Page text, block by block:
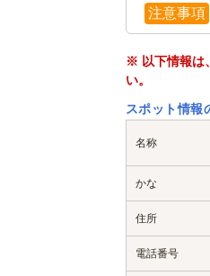
注意事項
※ 以下情報は
い。
スポット情報
名称
かな
住所
電話番号